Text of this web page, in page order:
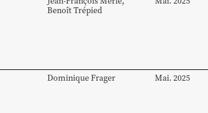
BenoîtTrépied
DominiqueFrager Mai. 2025